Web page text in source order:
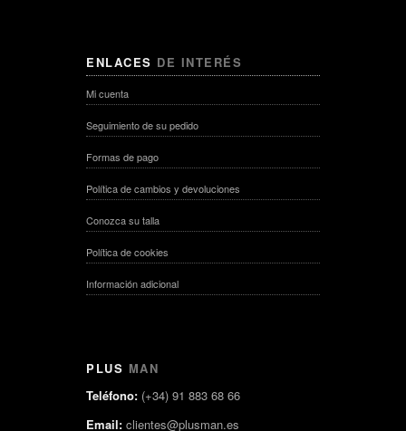
ENLACES DE INTERÉS
Mi cuenta
Seguimiento de su pedido
Formas de pago
Política de cambios y devoluciones
Conozca su talla
Política de cookies
Información adicional
PLUS MAN
Teléfono: (+34) 91 883 68 66
Email: clientes@plusman.es